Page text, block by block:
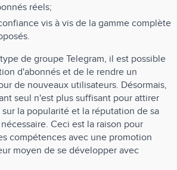
réels;
vis à vis de la gamme complète
de groupe Telegram, il est possible
d'abonnés et de le rendre un
de nouveaux utilisateurs. Désormais,
seul n'est plus suffisant pour attirer
la popularité et la réputation de sa
Ceci est la raison pour
compétences avec une promotion
moyen de se développer avec